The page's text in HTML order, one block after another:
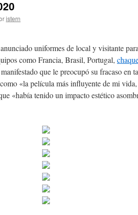
istern
uniformes de local y visitante
como Francia, Brasil, Portugal,
que le preocupó su fracaso en
«la película más influyente de mi vida,
«había tenido un impacto estético